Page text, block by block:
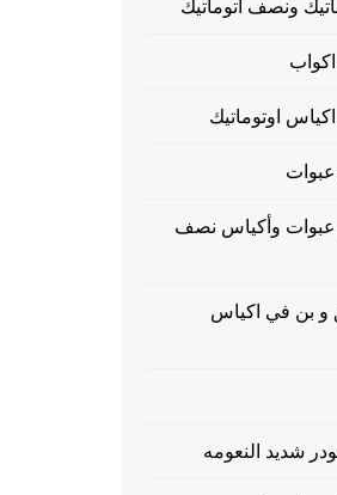
ونصف أتوماتيك
اوتوماتيك
عبوات وأكياس نصف
و بن في اكياس
شديد النعومه